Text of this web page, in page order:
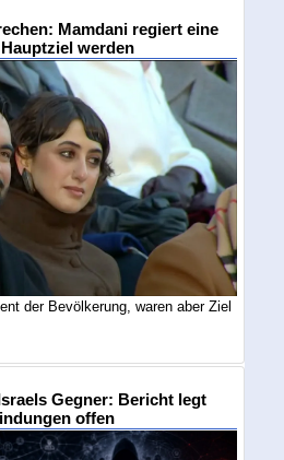
Mamdani regiert eine
werden
der Bevölkerung, waren aber Ziel
Gegner: Bericht legt
offen